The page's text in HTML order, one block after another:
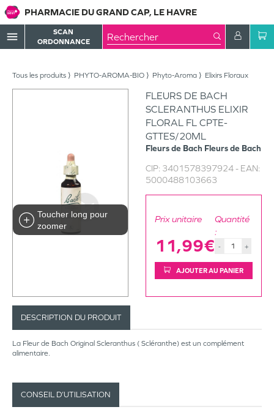
PHARMACIE DU GRAND CAP, LE HAVRE
menu
SCAN
ORDONNANCE
Tous les produits PHYTO-AROMA-BIO Phyto-Aroma Elixirs Floraux
Toucher long pour
zoomer
FLEURS DE BACH
SCLERANTHUS ELIXIR
FLORAL FL CPTE-
GTTES/20ML
Fleurs de Bach Fleurs de Bach
CIP: 3401578397924- EAN:
5000488103663
Prix unitaire
11,99€
Quantité
:
- +
AJOUTER AU PANIER
DESCRIPTION DU PRODUIT
La Fleur de Bach Original Scleranthus ( Scléranthe) est un complément
alimentaire.
CONSEIL D’UTILISATION